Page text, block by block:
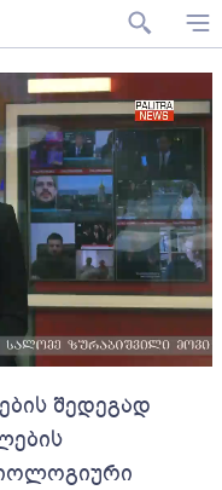
შედეგად